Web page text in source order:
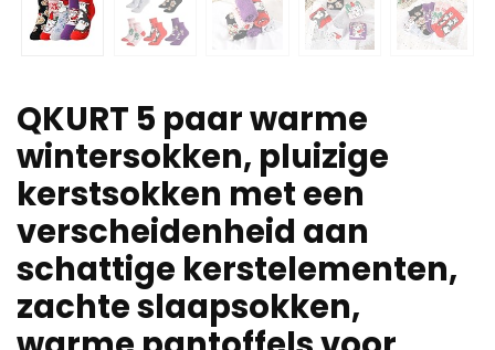
QKURT 5 paar warme
wintersokken, pluizige
kerstsokken met een
verscheidenheid aan
schattige kerstelementen,
zachte slaapsokken,